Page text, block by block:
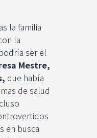
la familia
la
ser el
Mestre,
que había
de salud
en busca